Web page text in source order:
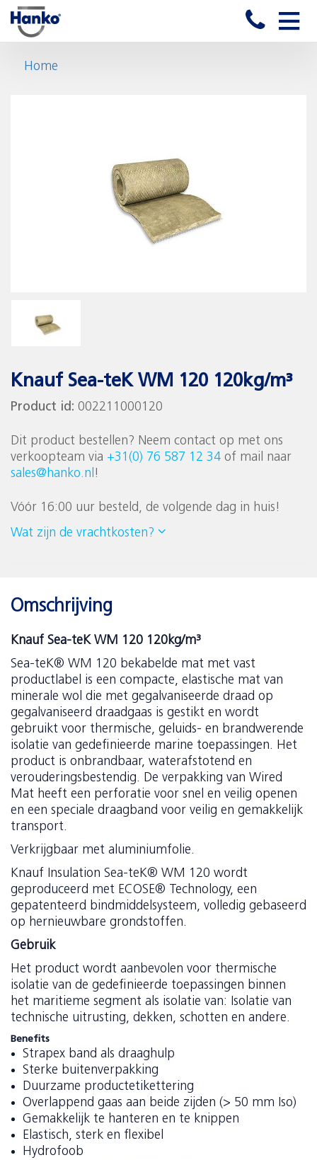
Toggle
Home
Knauf Sea-teK WM 120 120kg/m³
Product id: 002211000120
Dit product bestellen? Neem contact op met ons
verkoopteam via +31(0) 76 587 12 34 of mail naar
sales@hanko.nl!
Vóór 16:00 uur besteld, de volgende dag in huis!
Wat zijn de vrachtkosten?
Omschrijving
Knauf Sea-teK WM 120 120kg/m³
Sea-teK® WM 120 bekabelde mat met vast
productlabel is een compacte, elastische mat van
minerale wol die met gegalvaniseerde draad op
gegalvaniseerd draadgaas is gestikt en wordt
gebruikt voor thermische, geluids- en brandwerende
isolatie van gedefinieerde marine toepassingen. Het
product is onbrandbaar, waterafstotend en
verouderingsbestendig. De verpakking van Wired
Mat heeft een perforatie voor snel en veilig openen
en een speciale draagband voor veilig en gemakkelijk
transport.
Verkrijgbaar met aluminiumfolie.
Knauf Insulation Sea-teK® WM 120 wordt
geproduceerd met ECOSE® Technology, een
gepatenteerd bindmiddelsysteem, volledig gebaseerd
op hernieuwbare grondstoffen.
Gebruik
Het product wordt aanbevolen voor thermische
isolatie van de gedefinieerde toepassingen binnen
het maritieme segment als isolatie van: Isolatie van
technische uitrusting, dekken, schotten en andere.
Benefits
Strapex band als draaghulp
Sterke buitenverpakking
Duurzame productetikettering
Overlappend gaas aan beide zijden (> 50 mm Iso)
Gemakkelijk te hanteren en te knippen
Elastisch, sterk en flexibel
Hydrofoob